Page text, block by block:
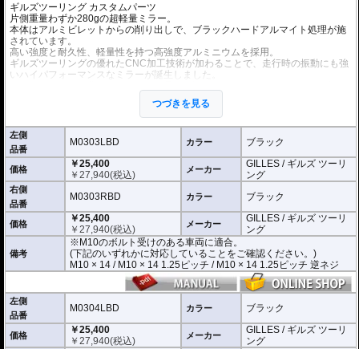
ギルズツーリング カスタムパーツ
片側重量わずか280gの超軽量ミラー。
本体はアルミビレットからの削り出しで、ブラックハードアルマイト処理が施
されています。
高い強度と耐久性、軽量性を持つ高強度アルミニウムを採用。
ギルズツーリングの優れたCNC加工技術が加わることで、走行時の振動にも強
いハイパフォーマンスなミラーが誕生しました。
付属アダプターは汎用性が高く、多くの車種にご利用いただけます。
※車検対応
※左右別売
※商品は汎用品です。
(取付確認がされているものは下記の適合検索で適合品番をご確認いただけま
す。)
M0303LBD / M0303RBD : M10のボルト受けのある車両に適合
※車体側のミラーの取り付け部分が下記のいずれかのネジに対応していること
をご確認ください。
M10 × 14 / M10 × 14 1.25ピッチ / M10 × 14 1.25ピッチ 逆ネジ
M0304LBD / M0304RBD : M8のボルト受けのある車両に適合
※車体側のミラーの取り付け部分が下記のいずれかのネジに対応していること
M8 × 14 / M8 × 14 逆ネジ
※取付箇所の状況や干渉するものがないかなど、あらかじめ寸法図を参考に実
車にて事前にご確認願います。
つづきを見る
左側
品番
M0303LBD カラー ブラック
価格
￥25,400
￥27,940(税込) メーカー
GILLES / ギルズ ツーリ
ング
右側
品番
M0303RBD カラー ブラック
価格
￥25,400
￥27,940(税込) メーカー
GILLES / ギルズ ツーリ
ング
備考
※M10のボルト受けのある車両に適合。
(下記のいずれかに対応していることをご確認ください。)
M10 × 14 / M10 × 14 1.25ピッチ / M10 × 14 1.25ピッチ 逆ネジ
左側
品番
M0304LBD カラー ブラック
価格
￥25,400
￥27,940(税込) メーカー
GILLES / ギルズ ツーリ
ング